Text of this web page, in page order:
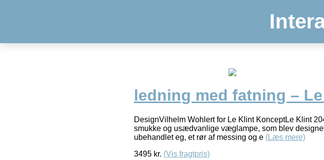
ledning med fatning –
DesignVilhelm Wohlert for Le Klint KonceptLe Klint
smukke og usædvanlige væglampe, som blev
ubehandlet eg, et rør af messing og e (Læs mere)
3495 kr. (Vis fragtpris)